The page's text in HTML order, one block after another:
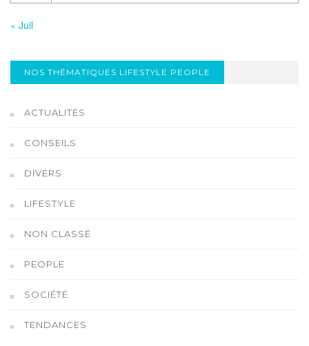
« Juil
NOS THÉMATIQUES LIFESTYLE PEOPLE
ACTUALITÉS
CONSEILS
DIVERS
LIFESTYLE
NON CLASSÉ
PEOPLE
SOCIÉTÉ
TENDANCES